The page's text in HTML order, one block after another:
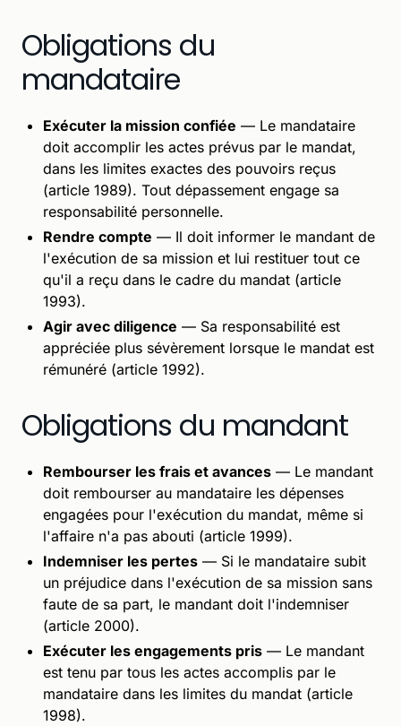
Obligations du
mandataire
Exécuter la mission confiée — Le mandataire
doit accomplir les actes prévus par le mandat,
dans les limites exactes des pouvoirs reçus
(article 1989). Tout dépassement engage sa
responsabilité personnelle.
Rendre compte — Il doit informer le mandant de
l'exécution de sa mission et lui restituer tout ce
qu'il a reçu dans le cadre du mandat (article
1993).
Agir avec diligence — Sa responsabilité est
appréciée plus sévèrement lorsque le mandat est
rémunéré (article 1992).
Obligations du mandant
Rembourser les frais et avances — Le mandant
doit rembourser au mandataire les dépenses
engagées pour l'exécution du mandat, même si
l'affaire n'a pas abouti (article 1999).
Indemniser les pertes — Si le mandataire subit
un préjudice dans l'exécution de sa mission sans
faute de sa part, le mandant doit l'indemniser
(article 2000).
Exécuter les engagements pris — Le mandant
est tenu par tous les actes accomplis par le
mandataire dans les limites du mandat (article
1998).